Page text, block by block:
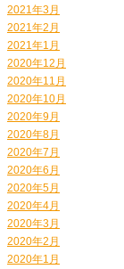
2021年3月
2021年2月
2021年1月
2020年12月
2020年11月
2020年10月
2020年9月
2020年8月
2020年7月
2020年6月
2020年5月
2020年4月
2020年3月
2020年2月
2020年1月